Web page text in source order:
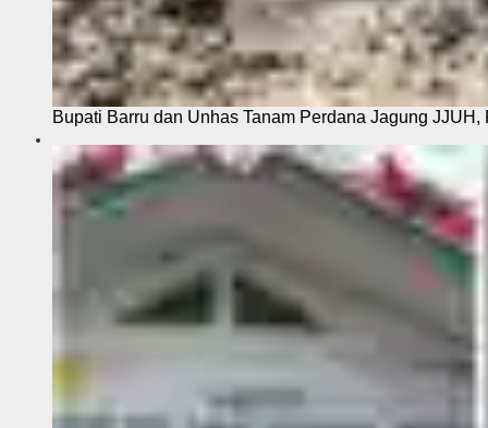
Bupati Barru dan Unhas Tanam Perdana Jagung